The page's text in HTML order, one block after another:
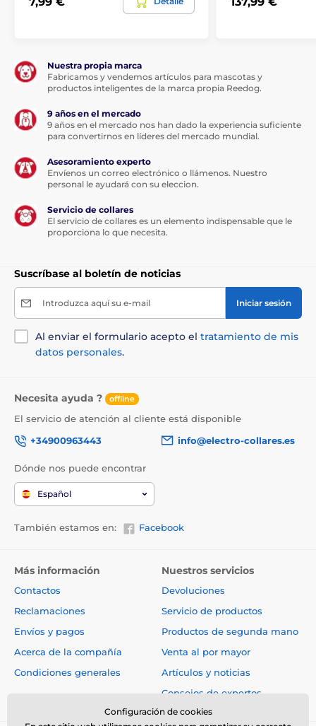
Nuestra propia marca
Fabricamos y vendemos artículos para mascotas y
productos inteligentes de la marca propia Reedog.
9 años en el mercado
9 años en el mercado nos han dado la experiencia suficiente
para convertirnos en líderes del mercado mundial.
Asesoramiento experto
Envíenos un correo electrónico o llámenos. Nuestro
personal le ayudará con su eleccion.
Servicio de collares
El servicio de collares es un elemento indispensable que le
proporciona lo que necesita.
Suscríbase al boletín de noticias
Introduzca aquí su e-mail Iniciar sesión
Al enviar el formulario acepto el tratamiento de mis
datos personales.
Necesita ayuda ? offline
El servicio de atención al cliente está disponible
+34900963443
info@electro-collares.es
Dónde nos puede encontrar
Español
También estamos en: Facebook
Más información
Contactos
Reclamaciones
Envíos y pagos
Acerca de la compañía
Condiciones generales
Nuestros servicios
Devoluciones
Servicio de productos
Productos de segunda mano
Venta al por mayor
Artículos y noticias
Consejos de expertos
Configuración de cookies